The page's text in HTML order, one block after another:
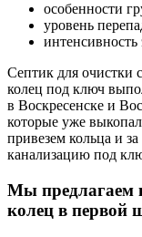
особенности
уровень
интенсивность
Септик для очистки
колец под ключ
в Воскресенске и
которые уже
привезем кольца и
канализацию под
Мы предлагаем
колец в первой